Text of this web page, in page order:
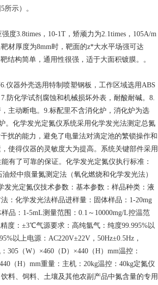
所示）。
度3.8times，10-1T，矫顽力为2.1times，105A/m
材厚度为8mm时，靶面的z*大水平场强可达
结构简单，通用性很强，适于大面积镀膜。。
仪器外壳选用特制喷塑钢板，工作区域选用ABS
防化学试剂腐蚀和机械损坏外表，耐酸耐碱。8.
主动断电。9.标配里不含消化炉，消化炉为选
。化学发光定氮仪系统采用化学发光法测定总氮
扰的能力，避免了电量法对滴定池的繁锁操作和
使得仪器的灵敏度大为提高。系统关键部件采用
有了可靠的保证。化学发光定氮仪执行标准：
油烃中痕量氮测定法（氧化燃烧和化学发光法）
发光定氮仪技术参数：基本参数：样品种类：液
：化学发光法样品进样量：固体样品：1-20mg
品：1-5mL测量范围：0.1～10000mg/L控温范
度：±3℃气源要求：高纯氩气：纯度99.995%以
以上电源：AC220V±22V，50Hz±0.5Hz，
305（W）×460（D）×440（H）mm温控：
（H）mm重量：主机：20kg温控：40kg定氮仪
料、饲料、土壤及其他农副产品中氮含量的专用